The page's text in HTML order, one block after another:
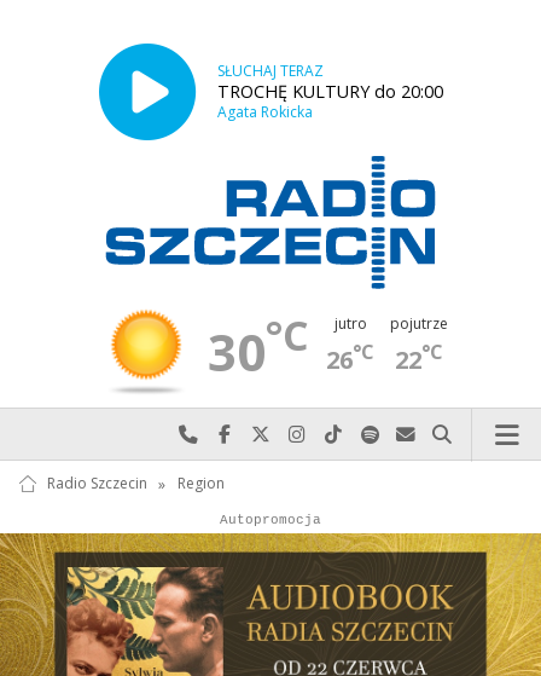
SŁUCHAJ TERAZ
TROCHĘ KULTURY do 20:00
Agata Rokicka
30°C jutro
26°C
pojutrze
22°C
Najlepiej po prostu do nas zadzwoń
Odwiedź nas na Facebook-u
Odwiedź nas na X
Odwiedź nas na Instagram-ie
Odwiedź nas na TikTok-u
Szukaj nas na Spotify
Wyślij do nas
Szukaj
Radio Szczecin » Region
Reklama
Autopromocja